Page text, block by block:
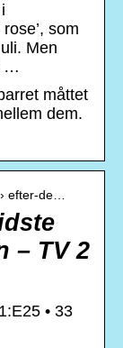
som
Men
…
måttet
dem.
efter-de…
– TV 2
• 33